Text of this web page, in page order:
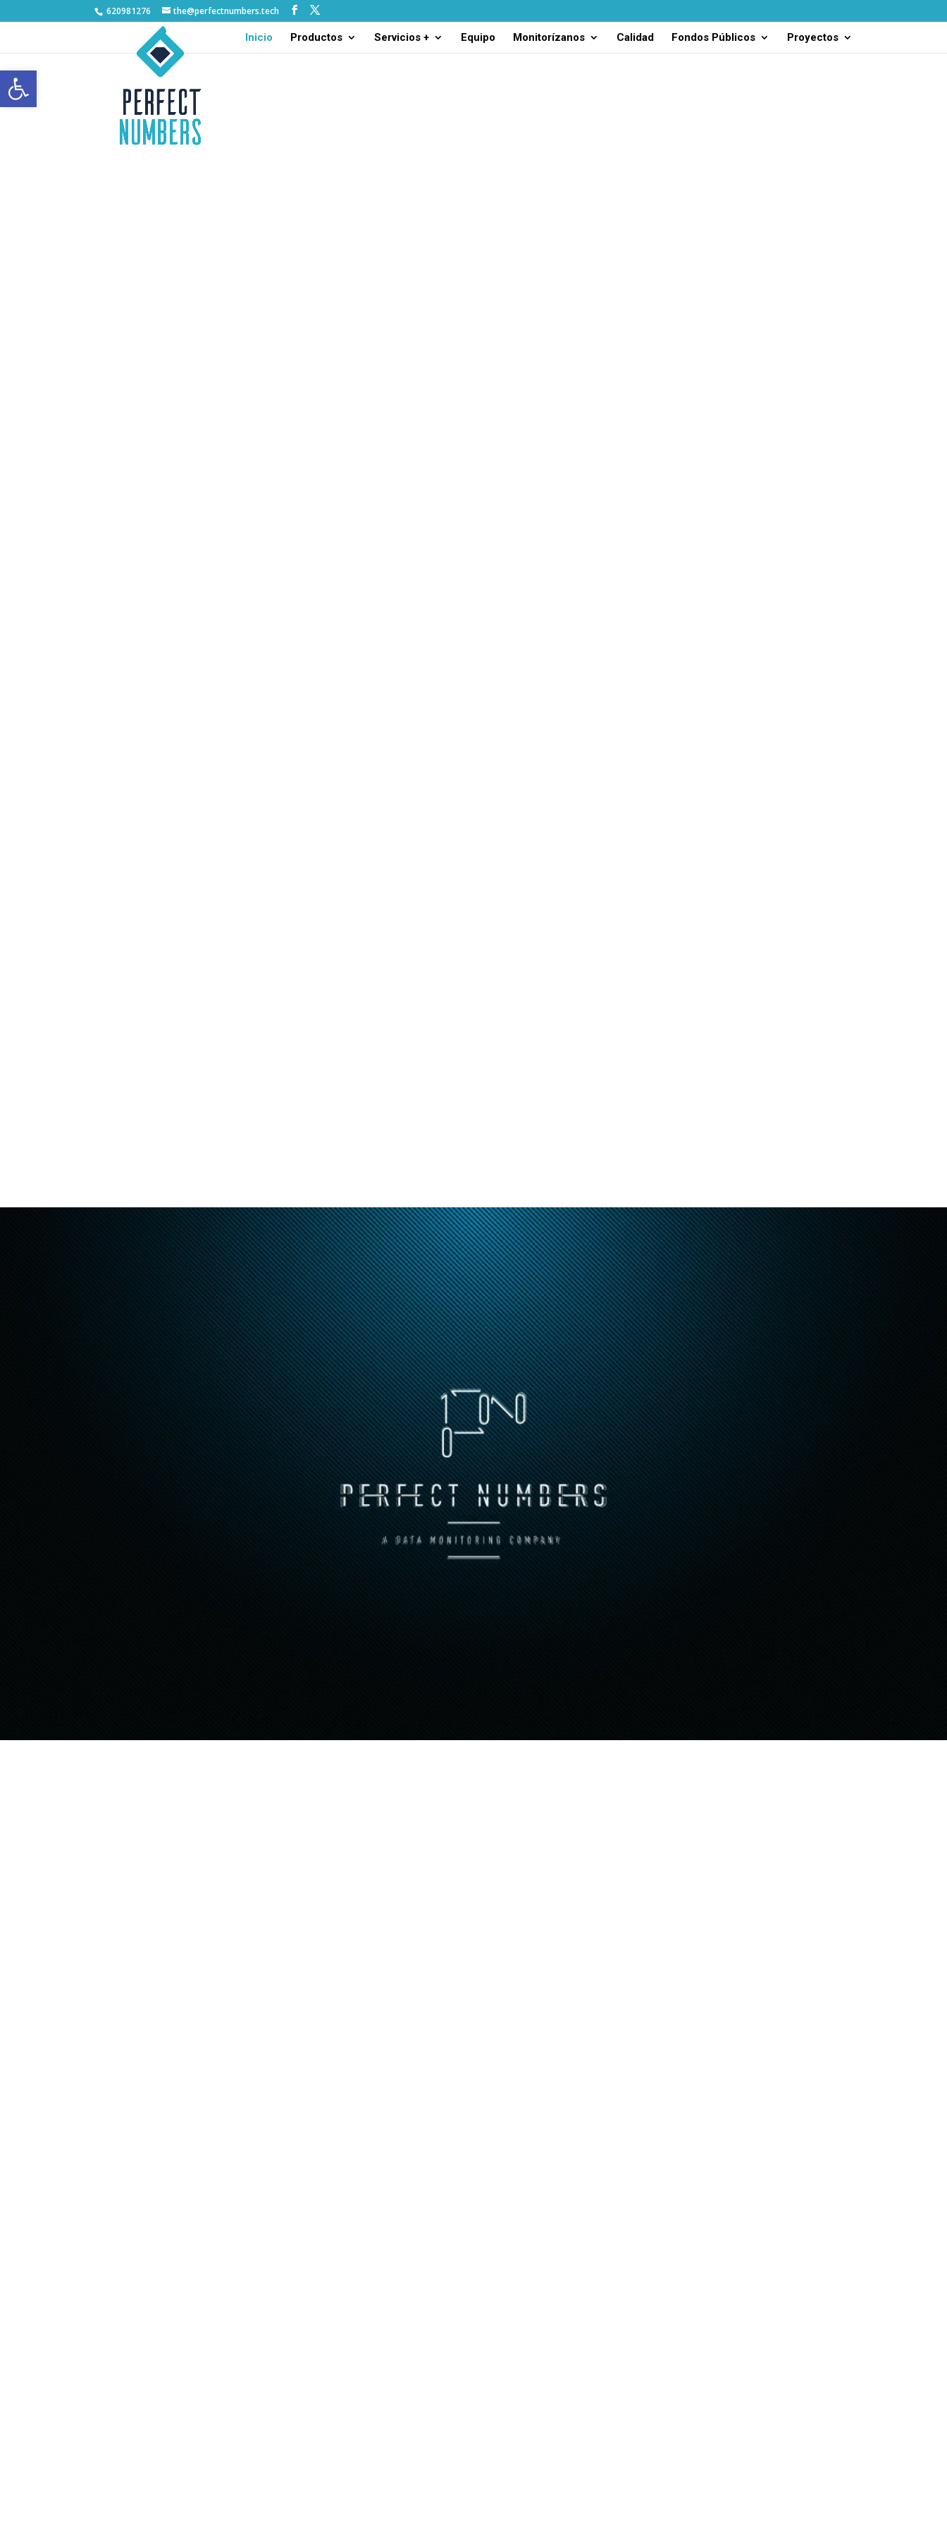
Abrir barra de herramientas
620981276 the@perfectnumbers.tech
Inicio Productos Servicios + Equipo Monitorízanos Calidad Fondos Públicos Proyectos